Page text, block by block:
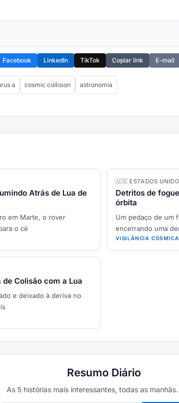
Facebook LinkedIn TikTok Copiar link E-mail
a cosmic collision astronomia
Atrás de Lua de
em Marte, o rover
o cé
🇺🇸 ESTADOS
Detritos de
órbita
Um pedaço de um
encerrando uma
VIGILÂNCIA CÓSMICA
Colisão com a Lua
e deixado à deriva no
Resumo Diário
As 5 histórias mais interessantes, todas as